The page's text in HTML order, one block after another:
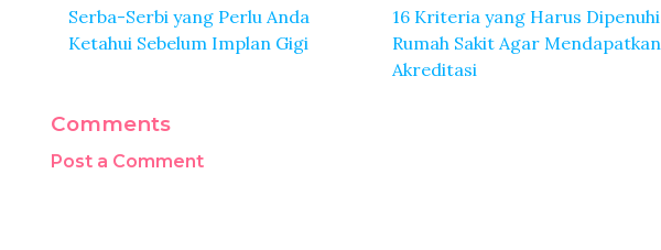
Serba-Serbi yang Perlu Anda
Ketahui Sebelum Implan Gigi
16 Kriteria yang Harus Dipenuhi
Rumah Sakit Agar Mendapatkan
Akreditasi
Comments
Post a Comment